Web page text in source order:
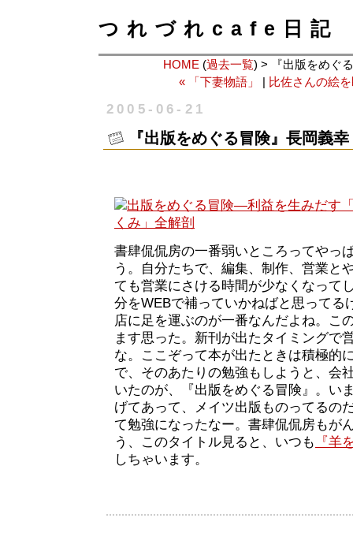
つれづれcafe日記
HOME (過去一覧) > 『出版をめぐ
« 「下妻物語」
比佐さんの絵
2005-06-21
『出版をめぐる冒険』長岡義幸
書肆侃侃房の一番弱いところってやっ
う。自分たちで、編集、制作、営業と
ても営業にさける時間が少なくなって
分をWEBで補っていかねばと思ってる
店に足を運ぶのが一番なんだよね。こ
ます思った。新刊が出たタイミングで
な。ここぞって本が出たときは積極的
で、そのあたりの勉強もしようと、会
いたのが、『出版をめぐる冒険』。い
げてあって、メイツ出版ものってるの
て勉強になったなー。書肆侃侃房もが
う、このタイトル見ると、いつも
『羊
しちゃいます。